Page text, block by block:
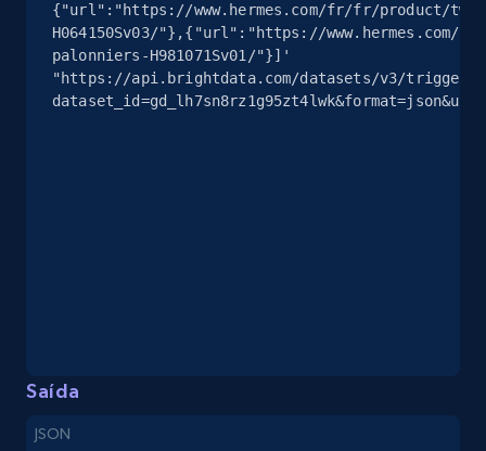
{"url":"https://www.hermes.com/fr/fr/product/
H064150Sv03/"},{"url":"https://www.hermes.com/
palonniers-H981071Sv01/"}]'
"https://api.brightdata.com/datasets/v3/trigger?
Saída
JSON